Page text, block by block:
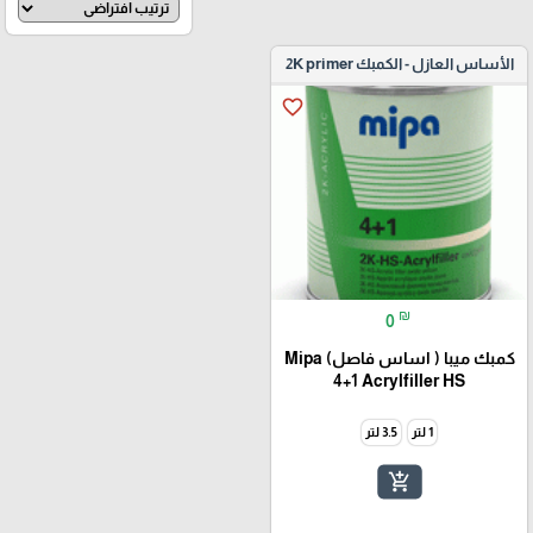
الأساس العازل - الكمبك 2K primer
favorite_border
0 ₪
كمبك ميبا ( اساس فاصل) Mipa
4+1 Acrylfiller HS
1 لتر 3.5 لتر
add_shopping_cart